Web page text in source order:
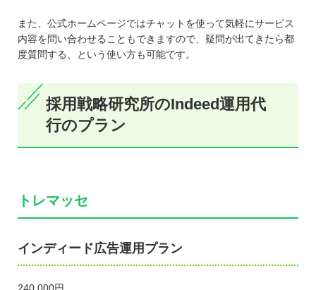
また、公式ホームページではチャットを使って気軽にサービス
内容を問い合わせることもできますので、疑問が出てきたら都
度質問する、という使い方も可能です。
採用戦略研究所のIndeed運用代
行のプラン
トレマッセ
インディード広告運用プラン
240,000円